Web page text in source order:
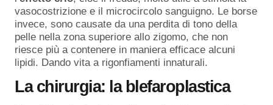
vasocostrizione e il microcircolo sanguigno. Le borse
invece, sono causate da una perdita di tono della
pelle nella zona superiore allo zigomo, che non
riesce più a contenere in maniera efficace alcuni
lipidi. Dando vita a rigonfiamenti innaturali.
La chirurgia: la blefaroplastica